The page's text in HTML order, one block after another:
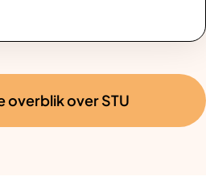
overblik over STU